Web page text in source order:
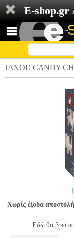
E-shop.gr
JANOD CANDY
Χωρίς έξοδα
Εδώ θα βρείτε